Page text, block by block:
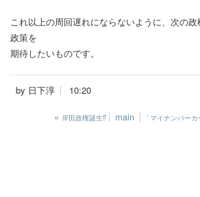
これ以上の周回遅れにならないように、次の
政策を
期待したいものです。
by 日下淳 10:20
« 岸田政権誕生⁉ main 「マイナンバー